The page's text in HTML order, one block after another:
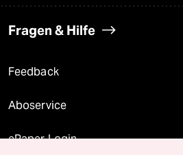
Fragen & Hilfe
Feedback
Aboservice
ePaper Login